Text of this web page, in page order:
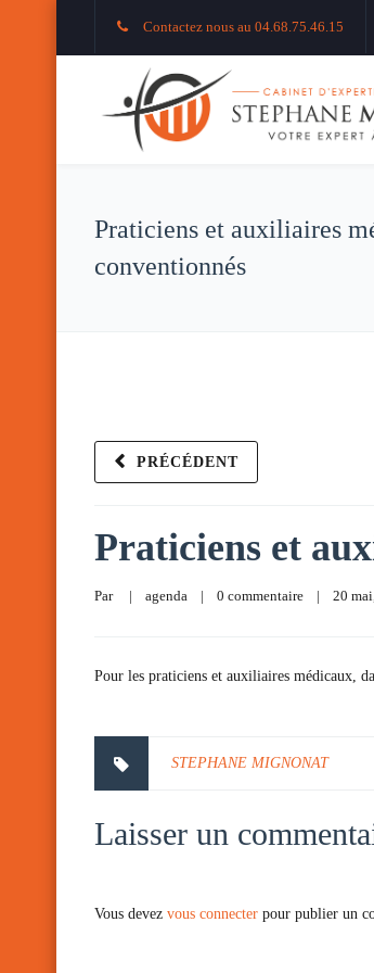
Contactez nous au 04.68.75.46.15
Praticiens et auxiliaires
conventionnés
PRÉCÉDENT
Praticiens et
Par | agenda | 0 commentaire | 20
Pour les praticiens et auxiliaires médicaux,
STEPHANE MIGNONAT
Laisser un
Vous devez vous connecter pour publier un